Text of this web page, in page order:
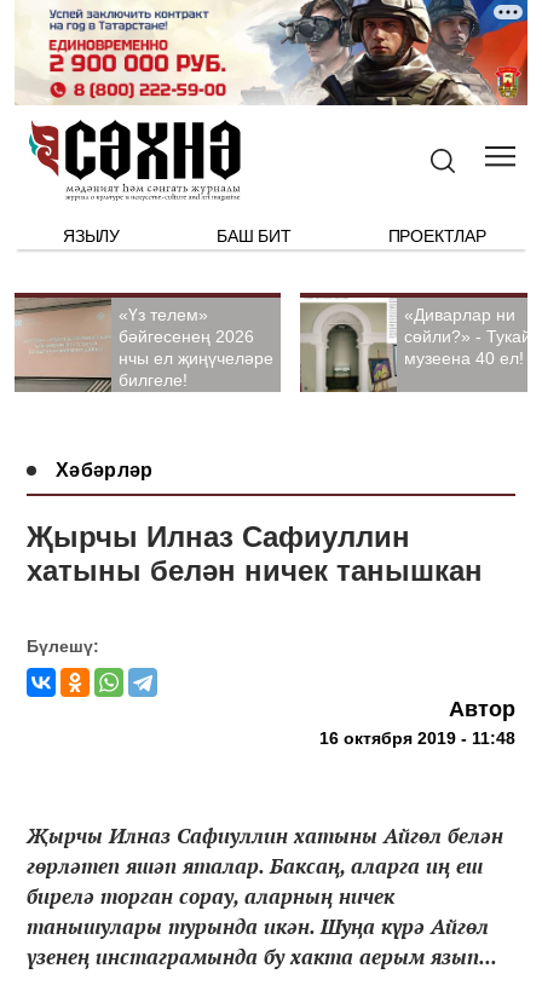
ЯЗЫЛУ БАШ БИТ ПРОЕКТЛАР
«Үз телем»
бәйгесенең 2026
нчы ел җиңүчеләре
билгеле!
«Диварлар ни
сөйли?» - Тукай
музеена 40 ел!
Хәбәрләр
Җырчы Илназ Сафиуллин
хатыны белән ничек танышкан
Бүлешү:
Автор
16 октября 2019 - 11:48
Җырчы Илназ Сафиуллин хатыны Айгөл белән
гөрләтеп яшәп яталар. Баксаң, аларга иң еш
бирелә торган сорау, аларның ничек
танышулары турында икән. Шуңа күрә Айгөл
үзенең инстаграмында бу хакта аерым язып...